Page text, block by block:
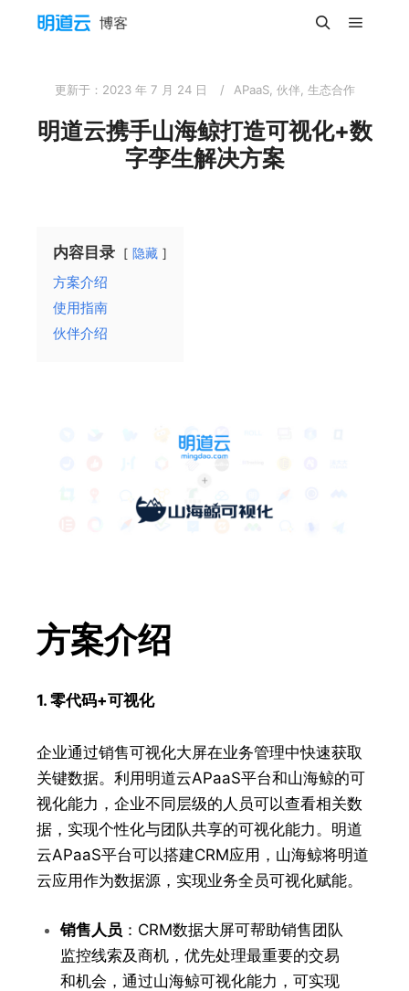
更新于： 2023 年 7 月 24 日 APaaS, 伙伴 生态合作
明道云携手山海鲸打造可视化+数
字孪生解决方案
内容目录 隐藏
方案介绍
使用指南
伙伴介绍
方案介绍
1. 零代码+可视化
企业通过销售可视化大屏在业务管理中快速获取
关键数据。利用明道云APaaS平台和山海鲸的可
视化能力，企业不同层级的人员可以查看相关数
据，实现个性化与团队共享的可视化能力。明道
云APaaS平台可以搭建CRM应用，山海鲸将明道
云应用作为数据源，实现业务全员可视化赋能。
销售人员 ：CRM数据大屏可帮助销售团队
监控线索及商机，优先处理最重要的交易
和机会，通过山海鲸可视化能力，可实现